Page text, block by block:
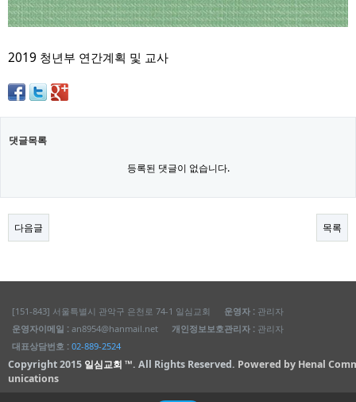
2019 청년부 연간계획 및 교사
댓글목록
등록된 댓글이 없습니다.
다음글 목록
[151-843] 서울특별시 관악구 은천로 74-1 일심교회 운영자 : 관리자
운영자이메일 : an8954@hanmail.net 개인정보보호관리자 : 관리자
대표상담번호 : 02-889-2524
Copyright 2015 일심교회 ™. All Rights Reserved. Powered by Henal
unications